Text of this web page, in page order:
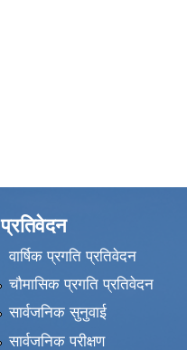
प्रतिवेदन
वार्षिक प्रगति प्रतिवेदन
चौमासिक प्रगति प्रतिवेदन
सार्वजनिक सुनुवाई
सार्वजनिक परीक्षण